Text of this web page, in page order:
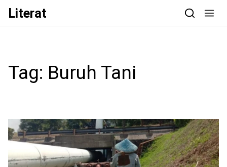
Skip to content
Literat
Tag: Buruh Tani